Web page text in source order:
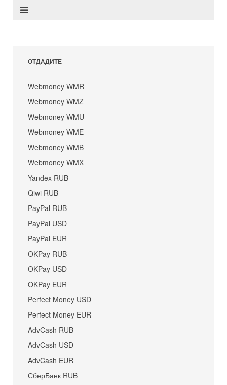
ОТДАДИТЕ
Webmoney WMR
Webmoney WMZ
Webmoney WMU
Webmoney WME
Webmoney WMB
Webmoney WMX
Yandex RUB
Qiwi RUB
PayPal RUB
PayPal USD
PayPal EUR
OKPay RUB
OKPay USD
OKPay EUR
Perfect Money USD
Perfect Money EUR
AdvCash RUB
AdvCash USD
AdvCash EUR
СберБанк RUB